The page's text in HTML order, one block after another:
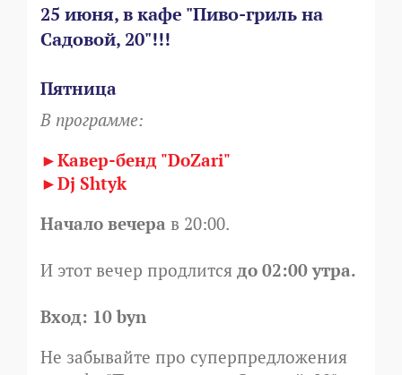
25 июня, в кафе "Пиво-гриль на
Садовой, 20"!!!
Пятница
В программе:
►Кавер-бенд "DoZari"
►Dj Shtyk
Начало вечера в 20:00.
И этот вечер продлится до 02:00 утра.
Вход: 10 byn
Не забывайте про суперпредложения